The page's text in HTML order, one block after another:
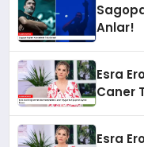
Anlar!
Esra
Caner
Esra